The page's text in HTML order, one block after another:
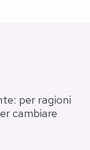
per ragioni
cambiare